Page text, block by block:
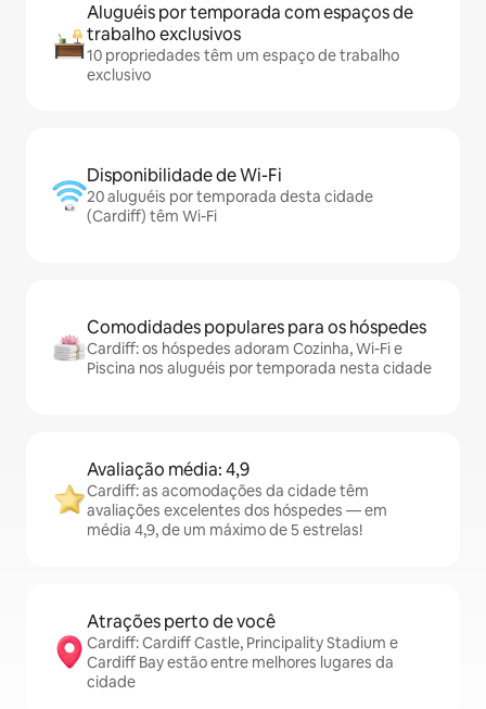
Aluguéis por temporada com espaços de
trabalho exclusivos
10 propriedades têm um espaço de trabalho
exclusivo
Disponibilidade de Wi-Fi
20 aluguéis por temporada desta cidade
(Cardiff) têm Wi-Fi
Comodidades populares para os hóspedes
Cardiff: os hóspedes adoram Cozinha, Wi-Fi e
Piscina nos aluguéis por temporada nesta cidade
Avaliação média: 4,9
Cardiff: as acomodações da cidade têm
avaliações excelentes dos hóspedes — em
média 4,9, de um máximo de 5 estrelas!
Atrações perto de você
Cardiff: Cardiff Castle, Principality Stadium e
Cardiff Bay estão entre melhores lugares da
cidade